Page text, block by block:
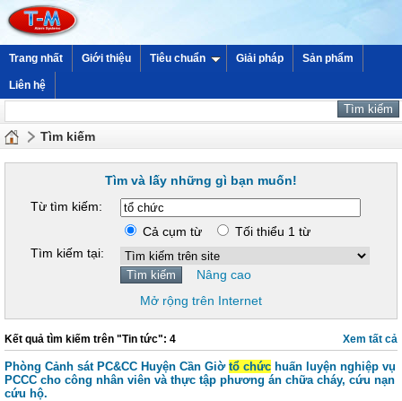
Trang nhất Giới thiệu Tiêu chuẩn Giải pháp Sản phẩm
Liên hệ
Tìm kiếm
Tìm và lấy những gì bạn muốn!
Từ tìm kiếm:
Cả cụm từ
Tối thiểu 1 từ
Tìm kiếm tại:
Nâng cao
Mở rộng trên Internet
Xem tất cả
Kết quả tìm kiếm trên "Tin tức": 4
Phòng Cảnh sát PC&CC Huyện Cần Giờ tổ chức huấn luyện nghiệp vụ
PCCC cho công nhân viên và thực tập phương án chữa cháy, cứu nạn
cứu hộ.